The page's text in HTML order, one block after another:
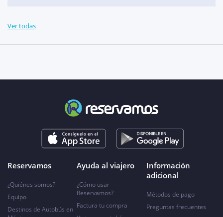
Ver todas
Reservamos
¿Quiénes somos?
Equipo
Destinos de Autobús en
Ayuda al viajero
¿Cómo usar
Reservamos?
Factura tu compra
Información
adicional
Métodos de pago
Preguntas frecuentes